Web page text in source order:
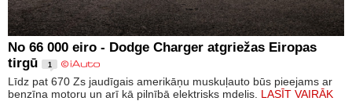
No 66 000 eiro - Dodge Charger atgriežas Eiropas
tirgū
1
Līdz pat 670 Zs jaudīgais amerikāņu muskuļauto būs pieejams ar
benzīna motoru un arī kā pilnībā elektrisks mdelis. LASĪT VAIRĀK